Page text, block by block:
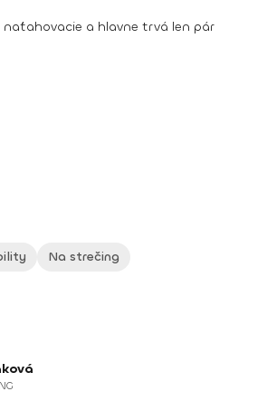
naťahovacie a hlavne trvá len pár
Na strečing